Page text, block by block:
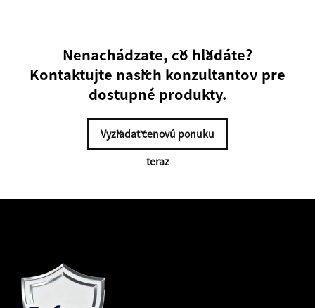
Nenachádzate, čo hľadáte?
Kontaktujte našich konzultantov pre
dostupné produkty.
Vyžiadať cenovú ponuku
teraz